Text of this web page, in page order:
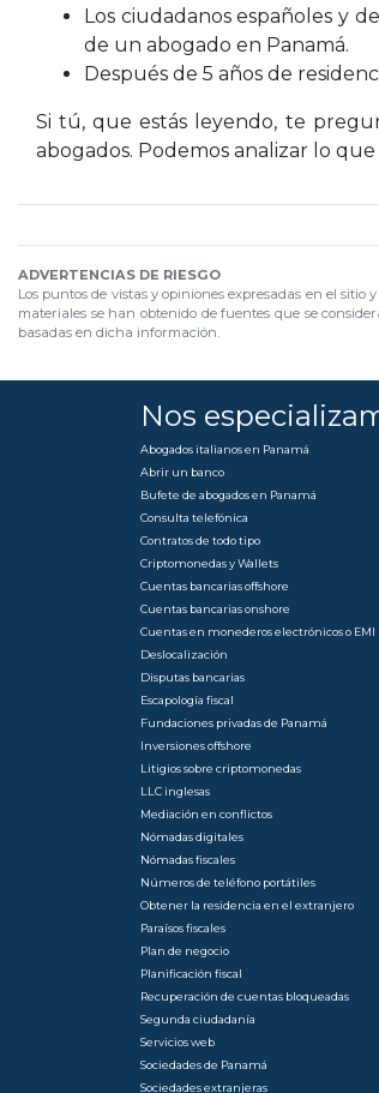
Los ciudadanos españoles y
de un abogado en Panamá.
Después de 5 años de
Si tú, que estás leyendo, te
abogados. Podemos analizar lo
ADVERTENCIAS DE RIESGO
Los puntos de vistas y opiniones expresadas en el
materiales se han obtenido de fuentes que se
basadas en dicha información.
Nos
Abogados italianos en Panamá
Abrir un banco
Bufete de abogados en Panamá
Consulta telefónica
Contratos de todo tipo
Criptomonedas y Wallets
Cuentas bancarias offshore
Cuentas bancarias onshore
Cuentas en monederos electrónicos o EMI
Deslocalización
Disputas bancarias
Escapología fiscal
Fundaciones privadas de Panamá
Inversiones offshore
Litigios sobre criptomonedas
LLC inglesas
Mediación en conflictos
Nómadas digitales
Nómadas fiscales
Números de teléfono portátiles
Obtener la residencia en el extranjero
Paraísos fiscales
Plan de negocio
Planificación fiscal
Recuperación de cuentas bloqueadas
Segunda ciudadanía
Servicios web
Sociedades de Panamá
Sociedades extranjeras